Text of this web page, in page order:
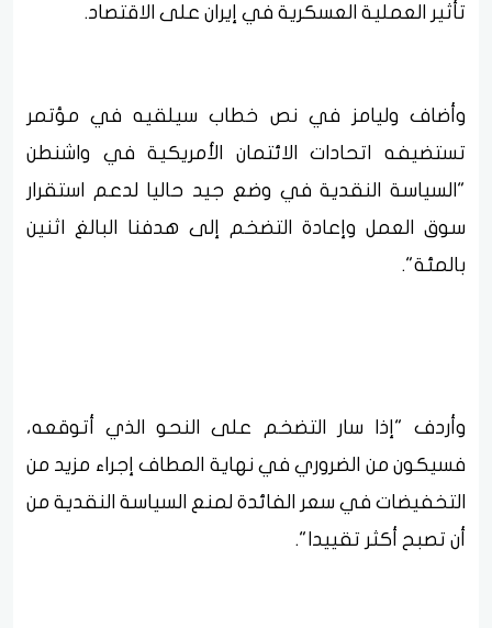
تأثير العملية العسكرية في إيران على الاقتصاد.
وأضاف وليامز في نص خطاب سيلقيه في مؤتمر
تستضيفه اتحادات الائتمان الأمريكية في واشنطن
"السياسة النقدية في وضع جيد حاليا لدعم استقرار
سوق العمل وإعادة التضخم إلى هدفنا البالغ اثنين
بالمئة".
وأردف "إذا سار التضخم على النحو الذي أتوقعه،
فسيكون من الضروري في نهاية المطاف إجراء مزيد من
التخفيضات في سعر الفائدة لمنع السياسة النقدية من
أن تصبح أكثر تقييدا".